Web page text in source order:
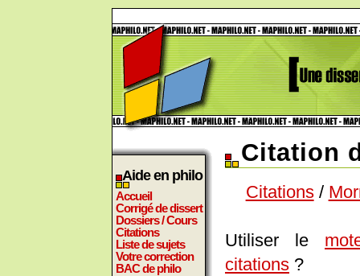
Aide en philo
Accueil
Corrigé de dissert
Dossiers / Cours
Citations
Liste de sujets
Votre correction
BAC de philo
Citation
Citations/
Utiliser le
citations ?